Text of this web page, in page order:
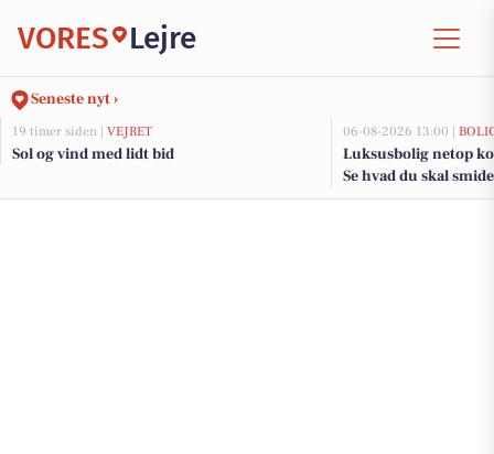
VORES Lejre
Seneste nyt ›
19 timer siden | VEJRET
Sol og vind med lidt bid
06-08-2026 13:00 |
Luksusbolig netop
Se hvad du skal
adresser her